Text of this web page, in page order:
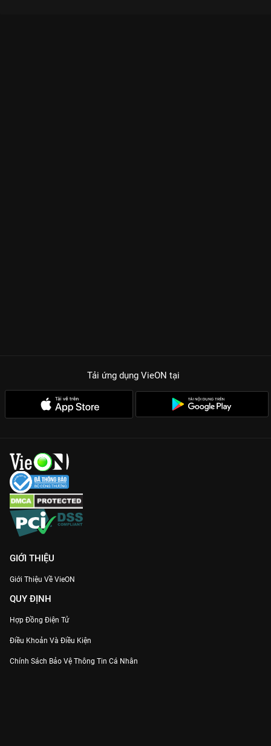
Tải ứng dụng VieON tại
GIỚI THIỆU
Giới Thiệu Về VieON
QUY ĐỊNH
Hợp Đồng Điện Tử
Điều Khoản Và Điều Kiện
Chính Sách Bảo Vệ Thông Tin Cá Nhân